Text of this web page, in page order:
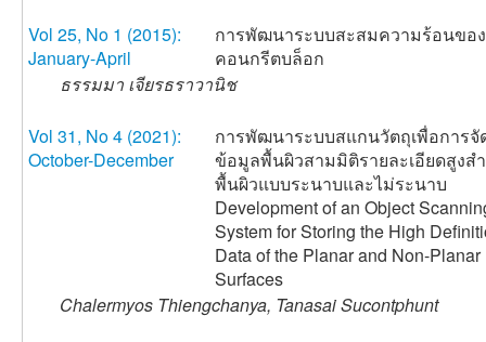
Vol 25, No 1 (2015):
January-April
การพัฒนาระบบสะสมความร้อนของ
คอนกรีตบล็อก
ธรรมมา เจียรธราวานิช
Vol 31, No 4 (2021):
October-December
การพัฒนาระบบสแกนวัตถุเพื่อการจั
ข้อมูลพื้นผิวสามมิติรายละเอียดสูงส
พื้นผิวแบบระนาบและไม่ระนาบ
Development of an Object
System for Storing the High
Data of the Planar and Non-Planar
Surfaces
Chalermyos Thiengchanya, Tanasai Sucontphunt